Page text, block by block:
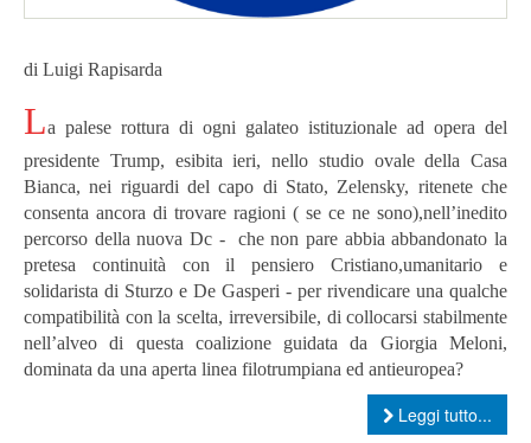
di Luigi Rapisarda
La palese rottura di ogni galateo istituzionale ad opera del
presidente Trump, esibita ieri, nello studio ovale della Casa
Bianca, nei riguardi del capo di Stato, Zelensky, ritenete che
consenta ancora di trovare ragioni ( se ce ne sono),nell’inedito
percorso della nuova Dc - che non pare abbia abbandonato la
pretesa continuità con il pensiero Cristiano,umanitario e
solidarista di Sturzo e De Gasperi - per rivendicare una qualche
compatibilità con la scelta, irreversibile, di collocarsi stabilmente
nell’alveo di questa coalizione guidata da Giorgia Meloni,
dominata da una aperta linea filotrumpiana ed antieuropea?
Leggi tutto...